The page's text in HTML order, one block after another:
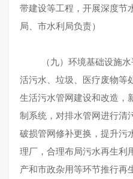
带建设等工程，开展深度节
局、市水利局负责）
（九）环境基础设施
活污水、垃圾、医疗废物等
生活污水管网建设和改造，
制系统，对排水管网进行清
破损管网修补更换，提升污
理厂，合理布局污水再生利
产和市政杂用等环节推行再